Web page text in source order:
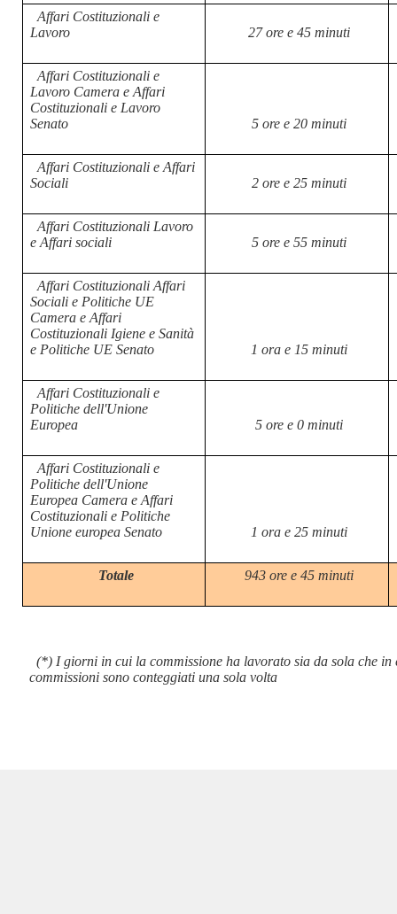
Affari Costituzionali e
Lavoro
27 ore e 45 minuti
Affari Costituzionali e
Lavoro Camera e Affari
Costituzionali e Lavoro
Senato
5 ore e 20 minuti
Affari Costituzionali e Affari
Sociali
2 ore e 25 minuti
Affari Costituzionali Lavoro
e Affari sociali
5 ore e 55 minuti
Affari Costituzionali Affari
Sociali e Politiche UE
Camera e Affari
Costituzionali Igiene e Sanità
e Politiche UE Senato
1 ora e 15 minuti
Affari Costituzionali e
Politiche dell'Unione
Europea
5 ore e 0 minuti
Affari Costituzionali e
Politiche dell'Unione
Europea Camera e Affari
Costituzionali e Politiche
Unione europea Senato
1 ora e 25 minuti
Totale 943 ore e 45 minuti
(*) I giorni in cui la commissione ha lavorato sia da sola che in
commissioni sono conteggiati una sola volta